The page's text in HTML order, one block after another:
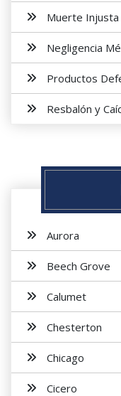
Muerte Injusta
Negligencia
Productos
Resbalón y
Aurora
Beech Grove
Calumet
Chesterton
Chicago
Cicero